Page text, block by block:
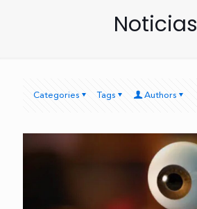
Noticias
Categories Tags Authors